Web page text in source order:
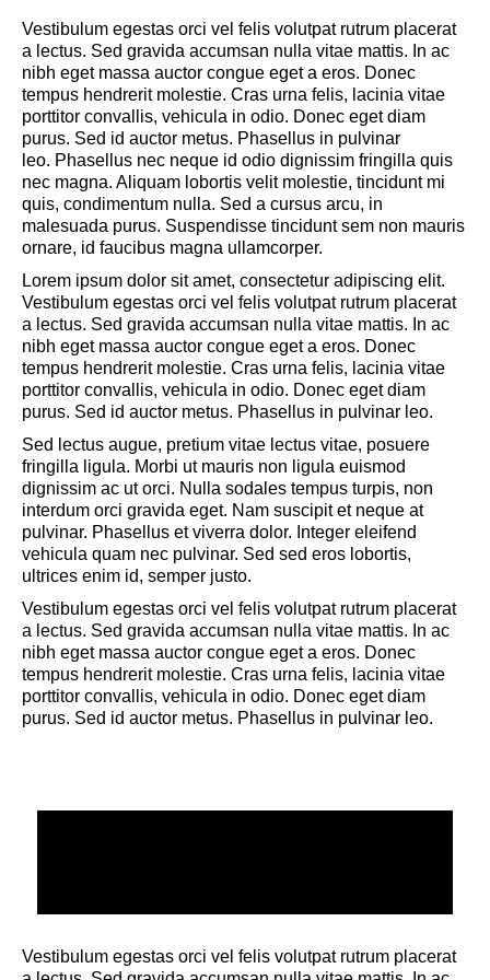
Vestibulum egestas orci vel felis volutpat rutrum placerat
a lectus. Sed gravida accumsan nulla vitae mattis. In ac
nibh eget massa auctor congue eget a eros. Donec
tempus hendrerit molestie. Cras urna felis, lacinia vitae
porttitor convallis, vehicula in odio. Donec eget diam
purus. Sed id auctor metus. Phasellus in pulvinar
leo. Phasellus nec neque id odio dignissim fringilla quis
nec magna. Aliquam lobortis velit molestie, tincidunt mi
quis, condimentum nulla. Sed a cursus arcu, in
malesuada purus. Suspendisse tincidunt sem non mauris
ornare, id faucibus magna ullamcorper.
Lorem ipsum dolor sit amet, consectetur adipiscing elit.
Vestibulum egestas orci vel felis volutpat rutrum placerat
a lectus. Sed gravida accumsan nulla vitae mattis. In ac
nibh eget massa auctor congue eget a eros. Donec
tempus hendrerit molestie. Cras urna felis, lacinia vitae
porttitor convallis, vehicula in odio. Donec eget diam
purus. Sed id auctor metus. Phasellus in pulvinar leo.
Sed lectus augue, pretium vitae lectus vitae, posuere
fringilla ligula. Morbi ut mauris non ligula euismod
dignissim ac ut orci. Nulla sodales tempus turpis, non
interdum orci gravida eget. Nam suscipit et neque at
pulvinar. Phasellus et viverra dolor. Integer eleifend
vehicula quam nec pulvinar. Sed sed eros lobortis,
ultrices enim id, semper justo.
Vestibulum egestas orci vel felis volutpat rutrum placerat
a lectus. Sed gravida accumsan nulla vitae mattis. In ac
nibh eget massa auctor congue eget a eros. Donec
tempus hendrerit molestie. Cras urna felis, lacinia vitae
porttitor convallis, vehicula in odio. Donec eget diam
purus. Sed id auctor metus. Phasellus in pulvinar leo.
Vestibulum egestas orci vel felis volutpat rutrum placerat